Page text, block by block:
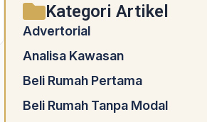
Kategori Artikel
Advertorial
Analisa Kawasan
Beli Rumah Pertama
Beli Rumah Tanpa Modal